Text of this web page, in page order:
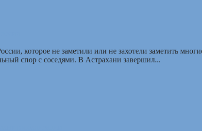
которое не заметили или не захотели заметить
спор с соседями. В Астрахани завершил...